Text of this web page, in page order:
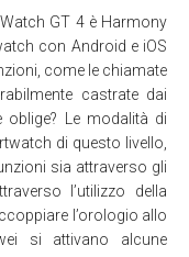
GT 4 è Harmony
con Android e iOS
come le chiamate
castrate dai
oblige? Le modalità di
di questo livello,
sia attraverso gli
l’utilizzo della
l’orologio allo
si attivano alcune